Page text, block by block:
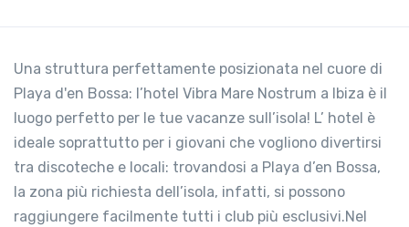
Una struttura perfettamente posizionata nel cuore di
Playa d'en Bossa: l’hotel Vibra Mare Nostrum a Ibiza è il
luogo perfetto per le tue vacanze sull’isola! L’ hotel è
ideale soprattutto per i giovani che vogliono divertirsi
tra discoteche e locali: trovandosi a Playa d’en Bossa,
la zona più richiesta dell’isola, infatti, si possono
raggiungere facilmente tutti i club più esclusivi.Nel